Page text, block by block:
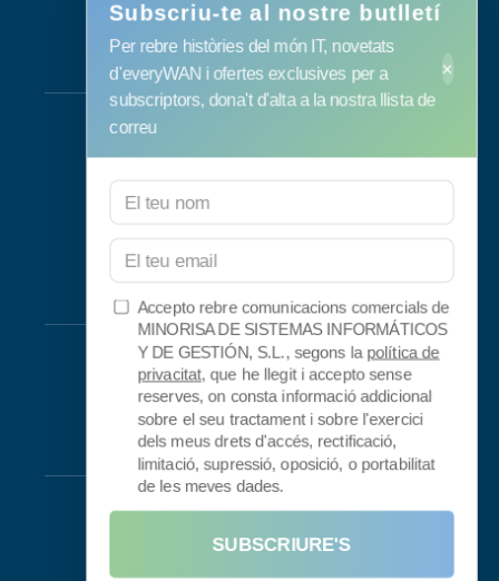
Serveis
Programa RID
Connectivitat
Looking Glass
Smokeping
Legal
Política de privadesa
Subscriu-te al nostre butlletí
Per rebre històries del món IT, novetats
d'everyWAN i ofertes exclusives per a
subscriptors, dona't d'alta a la nostra llista de
correu
×
Accepto rebre comunicacions comercials de
MINORISA DE SISTEMAS INFORMÁTICOS
Y DE GESTIÓN, S.L., segons la política de
privacitat, que he llegit i accepto sense
reserves, on consta informació addicional
sobre el seu tractament i sobre l'exercici
dels meus drets d'accés, rectificació,
limitació, supressió, oposició, o portabilitat
de les meves dades.
SUBSCRIURE'S